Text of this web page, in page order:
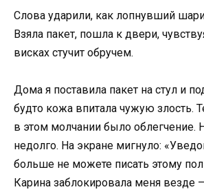
Слова ударили, как лопнувший
Взяла пакет, пошла к двери,
висках стучит обручем.
Дома я поставила пакет на стул и
будто кожа впитала чужую злость.
в этом молчании было облегчение.
недолго. На экране мигнуло:
больше не можете писать этому
Карина заблокировала меня везде